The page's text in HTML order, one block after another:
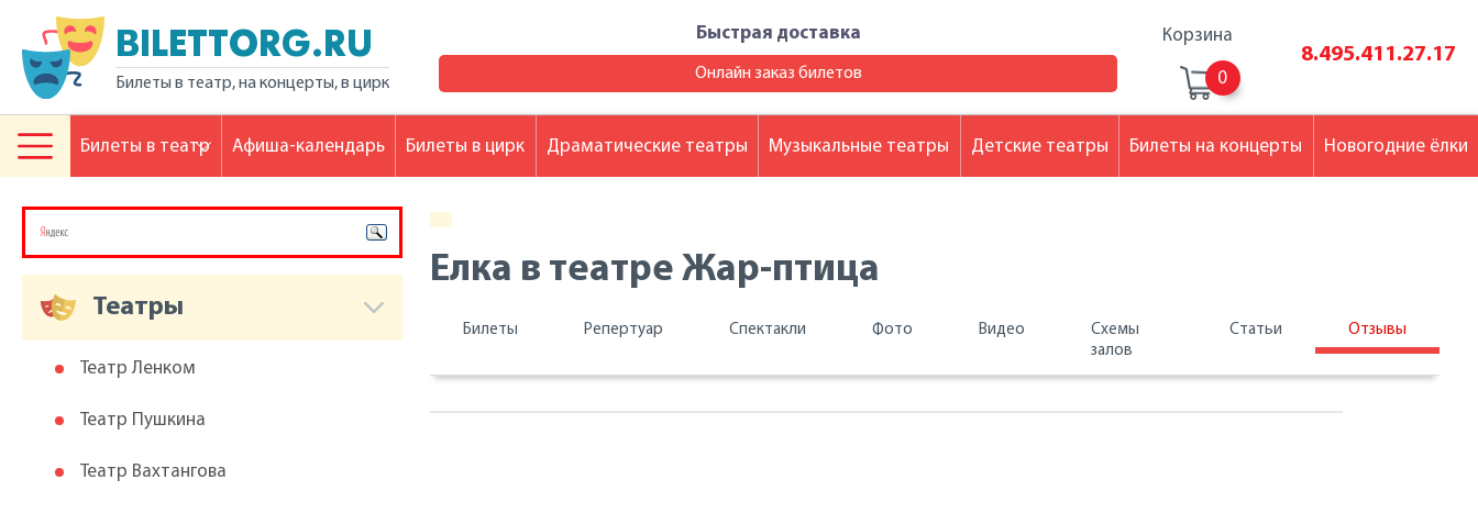
BILETTORG.RU
Билеты в театр, на концерты, в цирк
Быстрая доставка
Онлайн заказ билетов
Корзина
0
8.495.411.27.17
Елка в театре Жар-птица
Билеты Репертуар Спектакли Фото Видео
Схемы
залов
Статьи Отзывы
Театры
Театр Ленком
Театр Пушкина
Театр Вахтангова
Билеты в театр Афиша-календарь Билеты в цирк Драматические театры Музыкальные театры Детские театры Билеты на концерты Новогодние ёлки